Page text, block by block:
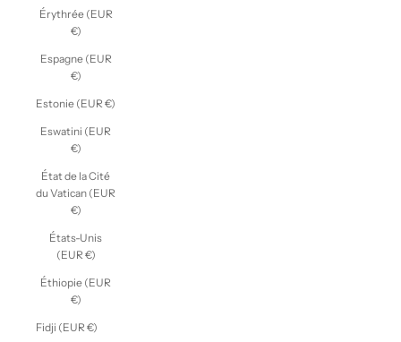
Érythrée (EUR
€)
Espagne (EUR
€)
Estonie (EUR €)
Eswatini (EUR
€)
État de la Cité
du Vatican (EUR
€)
États-Unis
(EUR €)
Éthiopie (EUR
€)
Fidji (EUR €)